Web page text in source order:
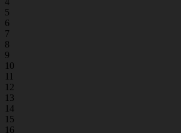
5
6
7
8
9
10
11
12
13
14
15
16